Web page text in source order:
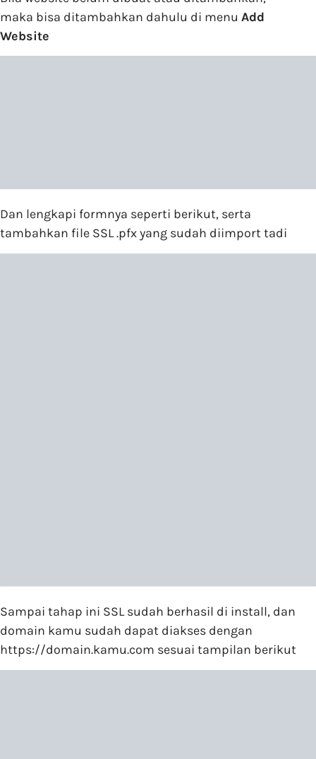
maka bisa ditambahkan dahulu di menu Add
Website
Dan lengkapi formnya seperti berikut, serta
tambahkan file SSL .pfx yang sudah diimport tadi
Sampai tahap ini SSL sudah berhasil di install, dan
domain kamu sudah dapat diakses dengan
https://domain.kamu.com sesuai tampilan berikut